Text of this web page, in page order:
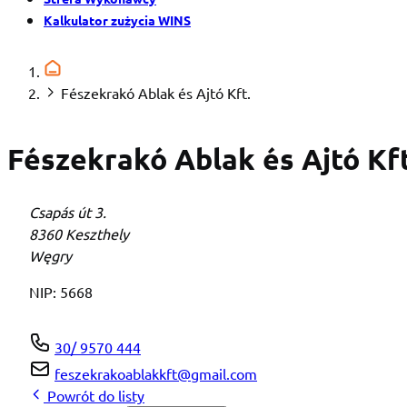
Kalkulator zużycia WINS
Fészekrakó Ablak és Ajtó Kft.
Fészekrakó Ablak és Ajtó
Csapás út 3.
8360 Keszthely
Węgry
NIP: 5668
30/ 9570 444
feszekrakoablakkft@gmail.com
Powrót do listy